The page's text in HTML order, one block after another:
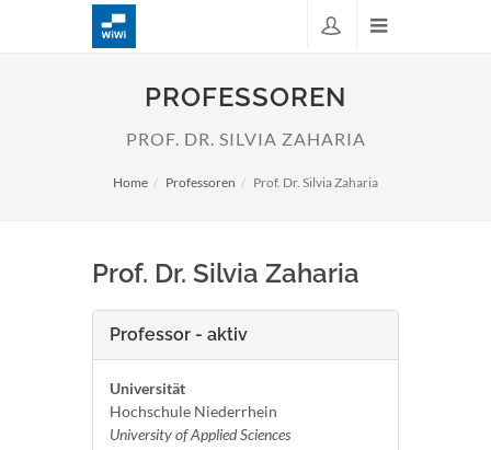
PROFESSOREN
PROF. DR. SILVIA ZAHARIA
Home Professoren Prof. Dr. Silvia Zaharia
Prof. Dr. Silvia Zaharia
Professor - aktiv
Universität
Hochschule Niederrhein
University of Applied Sciences